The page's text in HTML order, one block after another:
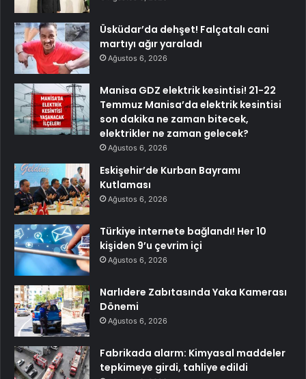
Üsküdar’da dehşet! Falçatalı cani
martıyı ağır yaraladı
Ağustos 6, 2026
Manisa GDZ elektrik kesintisi! 21-22
Temmuz Manisa’da elektrik kesintisi
son dakika ne zaman bitecek,
elektrikler ne zaman gelecek?
Ağustos 6, 2026
Eskişehir’de Kurban Bayramı
Kutlaması
Ağustos 6, 2026
Türkiye internete bağlandı! Her 10
kişiden 9’u çevrim içi
Ağustos 6, 2026
Narlıdere Zabıtasında Yaka Kamerası
Dönemi
Ağustos 6, 2026
Fabrikada alarm: Kimyasal maddeler
tepkimeye girdi, tahliye edildi